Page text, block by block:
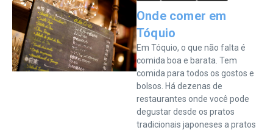
Onde comer em
Tóquio
Em Tóquio, o que não falta é
comida boa e barata. Tem
comida para todos os gostos e
bolsos. Há dezenas de
restaurantes onde você pode
degustar desde os pratos
tradicionais japoneses a pratos